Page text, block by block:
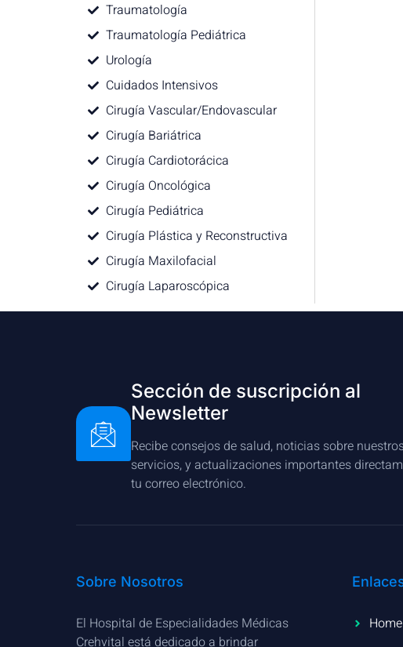
Traumatología
Traumatología Pediátrica
Urología
Cuidados Intensivos
Cirugía Vascular/Endovascular
Cirugía Bariátrica
Cirugía Cardiotorácica
Cirugía Oncológica
Cirugía Pediátrica
Cirugía Plástica y Reconstructiva
Cirugía Maxilofacial
Cirugía Laparoscópica
Sección de suscripción al
Newsletter
Recibe consejos de salud, noticias sobre
servicios, y actualizaciones importantes
tu correo electrónico.
Sobre Nosotros
El Hospital de Especialidades Médicas
Crehvital está dedicado a brindar
Home